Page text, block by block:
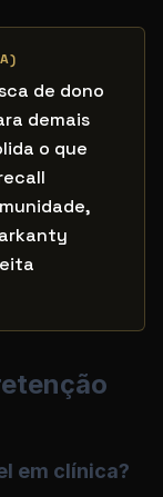
de dono
demais
o que
em clínica?